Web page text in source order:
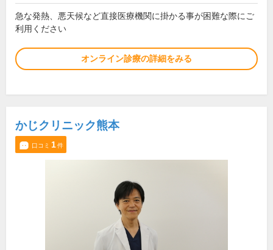
急な発熱、悪天候など直接医療機関に掛かる事が困難な際にご
利用ください
オンライン診療の詳細をみる
かじクリニック熊本
口コミ 1件